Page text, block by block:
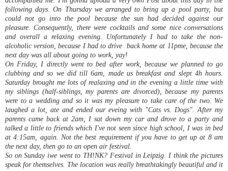
following days. On Thursday we arranged to bring up a pool party, but
could not go into the pool because the sun had decided against our
pleasure. Consequently, there were cocktails and some nice conversations
and overall a relaxing evening. Unfortunately I had to take the non-
alcoholic version, because I had to drive back home at 11pme, because the
next day was all about going to work, yay!
On Friday, I directly went to bed after work, because we planned to go
clubbing and so we did till 6am, made us breakfast and slept 4h hours.
Saturday brought me lots of realaxingand in the evening a little time with
my siblings (half-siblings, my parents are divorced), because my parents
were to a wedding and so it was my pleasure to take care of the two. We
laughed a lot, ate and ended our eveing with "Cats vs. Dogs". After my
parents came back at 2am, I sat down my car and drove to a party and
talked a little to friends which I've not seen since high school, I was in bed
at 4:15am, again. Not the best requirementif you have to get up at 8 am
the next day, then go to an open air festival.
So on Sunday iwe went to TH!NK? Festival in Leipzig. I think the pictures
speak for themselves. The location was really breathtakingly beautiful and it